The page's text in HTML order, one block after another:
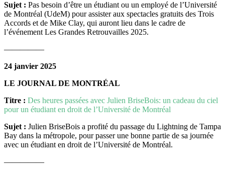
Sujet : Pas besoin d’être un étudiant ou un employé de l’Université
de Montréal (UdeM) pour assister aux spectacles gratuits des Trois
Accords et de Mike Clay, qui auront lieu dans le cadre de
l’événement Les Grandes Retrouvailles 2025.
—————
24 janvier 2025
LE JOURNAL DE MONTRÉAL
Titre : Des heures passées avec Julien BriseBois: un cadeau du ciel
pour un étudiant en droit de l’Université de Montréal
Sujet : Julien BriseBois a profité du passage du Lightning de Tampa
Bay dans la métropole, pour passer une bonne partie de sa journée
avec un étudiant en droit de l’Université de Montréal.
—————